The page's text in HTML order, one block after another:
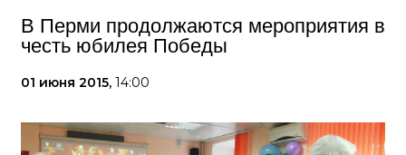
В Перми продолжаются мероприятия в
честь юбилея Победы
01 июня 2015, 14:00